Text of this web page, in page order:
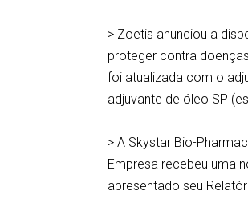
> Zoetis anunciou a
proteger contra
foi atualizada com o
adjuvante de óleo SP
> A Skystar Bio-
Empresa recebeu uma
apresentado seu